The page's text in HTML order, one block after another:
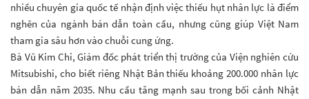
nhiều chuyên gia quốc tế nhận định việc thiếu hụt nhân lực là điểm
nghẽn của ngành bán dẫn toàn cầu, nhưng cũng giúp Việt Nam
tham gia sâu hơn vào chuỗi cung ứng.
Bà Vũ Kim Chi, Giám đốc phát triển thị trường của Viện nghiên cứu
Mitsubishi, cho biết riêng Nhật Bản thiếu khoảng 200.000 nhân lực
bán dẫn năm 2035. Nhu cầu tăng mạnh sau trong bối cảnh Nhật